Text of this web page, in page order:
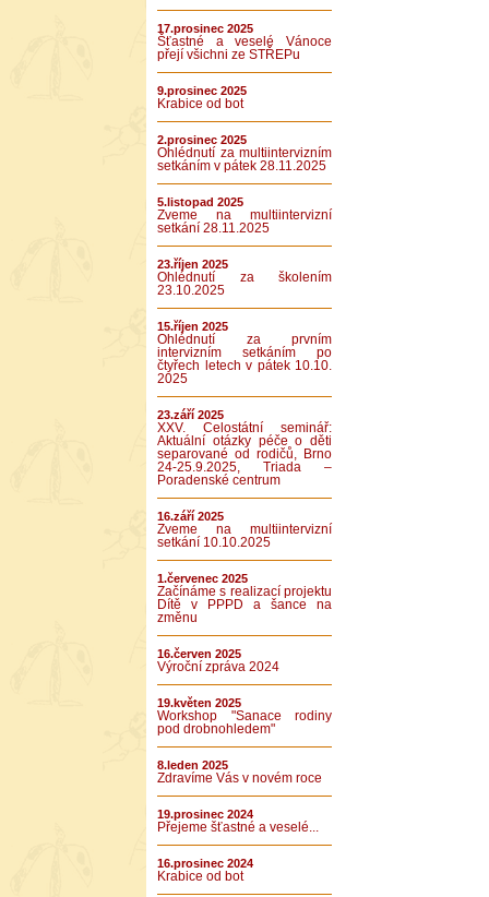
17.prosinec 2025
Šťastné a veselé Vánoce
přejí všichni ze STŘEPu
9.prosinec 2025
Krabice od bot
2.prosinec 2025
Ohlédnutí za multiintervizním
setkáním v pátek 28.11.2025
5.listopad 2025
Zveme na multiintervizní
setkání 28.11.2025
23.říjen 2025
Ohlédnutí za školením
23.10.2025
15.říjen 2025
Ohlédnutí za prvním
intervizním setkáním po
čtyřech letech v pátek 10.10.
2025
23.září 2025
XXV. Celostátní seminář:
Aktuální otázky péče o děti
separované od rodičů, Brno
24-25.9.2025, Triada –
Poradenské centrum
16.září 2025
Zveme na multiintervizní
setkání 10.10.2025
1.červenec 2025
Začínáme s realizací projektu
Dítě v PPPD a šance na
změnu
16.červen 2025
Výroční zpráva 2024
19.květen 2025
Workshop "Sanace rodiny
pod drobnohledem"
8.leden 2025
Zdravíme Vás v novém roce
19.prosinec 2024
Přejeme šťastné a veselé...
16.prosinec 2024
Krabice od bot